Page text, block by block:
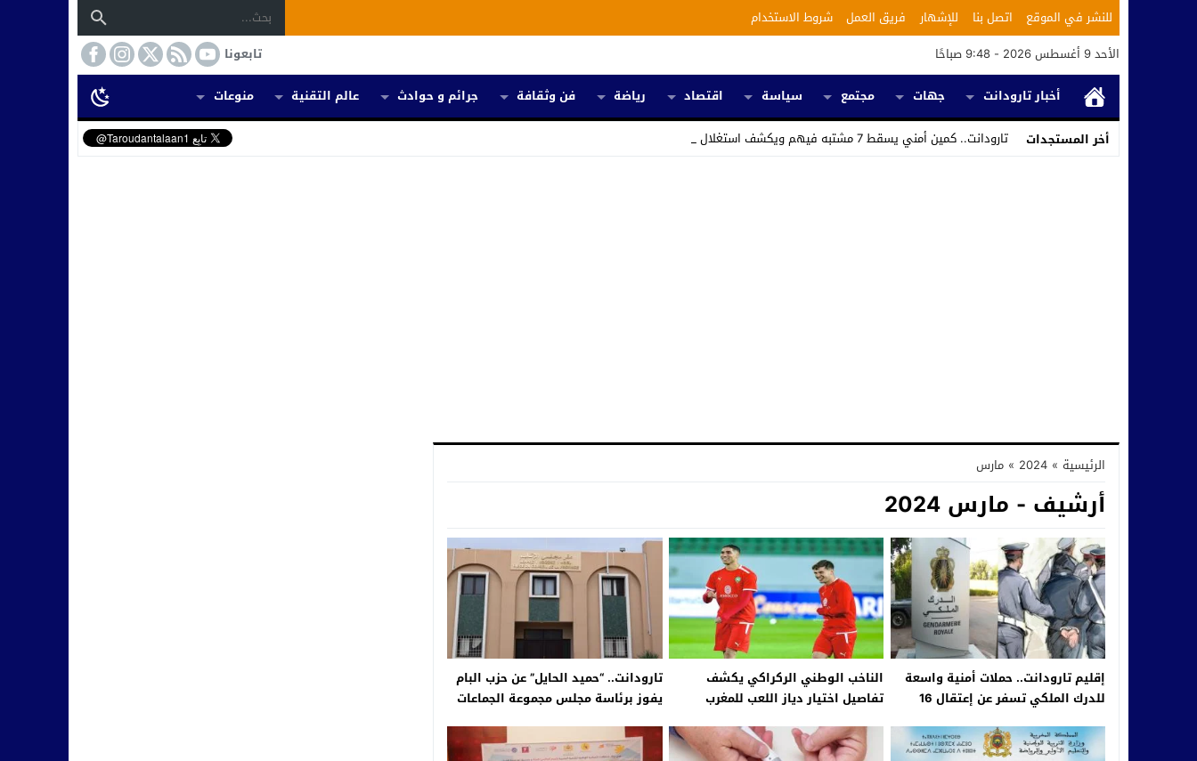
للنشر في الموقع اتصل بنا للإشهار فريق العمل
شروط الاستخدام
الأحد 9 أغسطس 2026 - 9:48 صباحًا
تابعونا
أخبار تارودانت
جهات مجتمع سياسة اقتصاد رياضة فن وثقافة جرائم و حوادث عالم التقنية
منوعات
أخر المستجدات
تارودانت.. كمين أمني يسقط 7 مشتبه فيهم ويكشف استغلال محل للحل _
الرئيسية »
2024
» مارس
أرشيف - مارس 2024
إقليم تارودانت.. حملات أمنية واسعة
للدرك الملكي تسفر عن إعتقال 16
الناخب الوطني الركراكي يكشف
تفاصيل اختيار دياز اللعب للمغرب
تارودانت.. “حميد الحايل” عن حزب البام
يفوز برئاسة مجلس مجموعة الجماعات